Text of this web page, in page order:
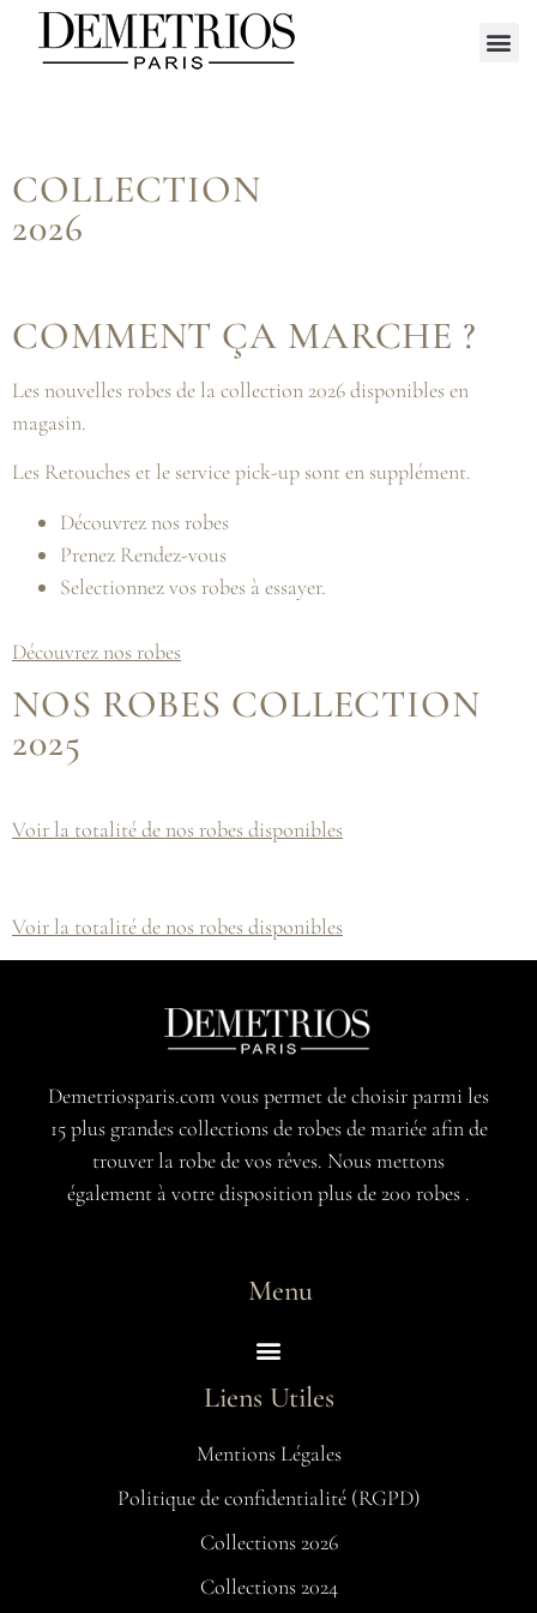
COLLECTION
2026
COMMENT ÇA MARCHE ?
Les nouvelles robes de la collection 2026 disponibles en
magasin.
Les Retouches et le service pick-up sont en supplément.
Découvrez nos robes
Prenez Rendez-vous
Selectionnez vos robes à essayer.
Découvrez nos robes
NOS ROBES COLLECTION
2025
Voir la totalité de nos robes disponibles
Voir la totalité de nos robes disponibles
Demetriosparis.com vous permet de choisir parmi les
15 plus grandes collections de robes de mariée afin de
trouver la robe de vos rêves. Nous mettons
également à votre disposition plus de 200 robes .
Menu
Liens Utiles
Mentions Légales
Politique de confidentialité (RGPD)
Collections 2026
Collections 2024